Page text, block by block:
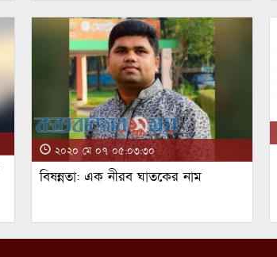
২০২০ মে ০৭ ০৫:০৩:৩০
বিষন্নতা: এক নীরব ঘাতকের নাম